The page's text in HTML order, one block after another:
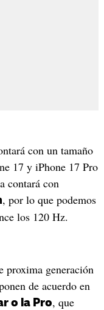
con un tamaño
17 y iPhone 17 Pro
contará con
, por lo que podemos
los 120 Hz.
proxima generación
de acuerdo en
o la Pro, que